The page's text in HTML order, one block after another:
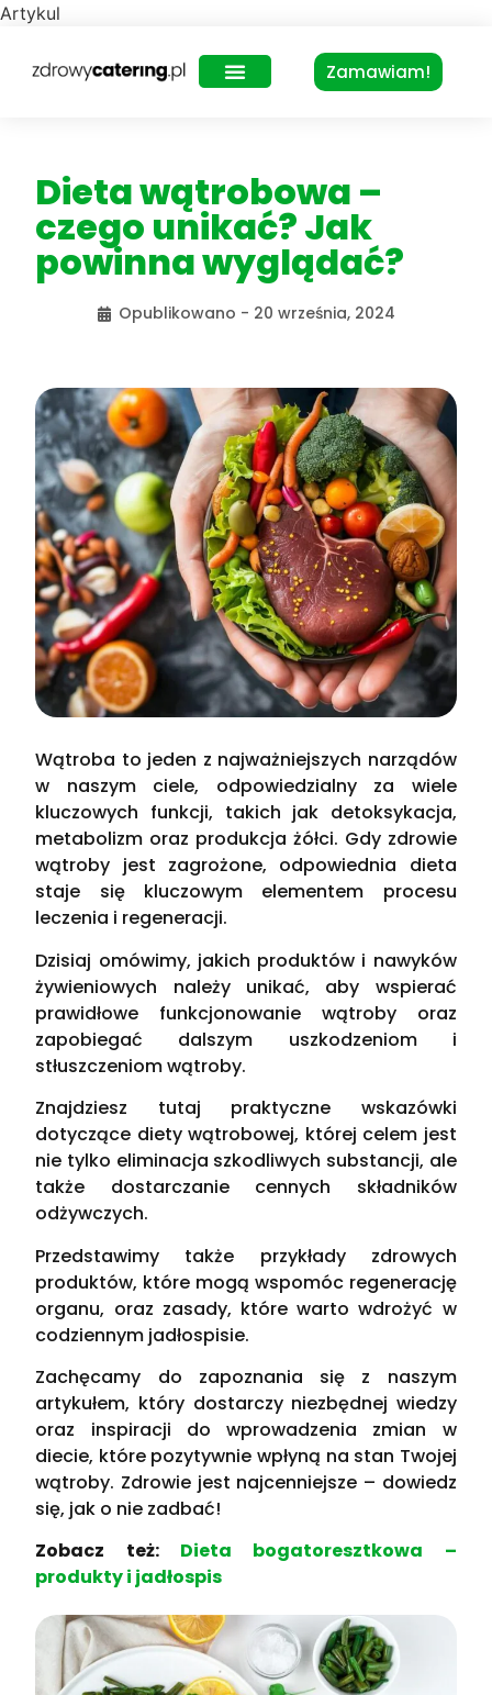
Artykul
Zamawiam!
Dieta wątrobowa –
czego unikać? Jak
powinna wyglądać?
Opublikowano - 20 września, 2024
Wątroba to jeden z najważniejszych narządów
w naszym ciele, odpowiedzialny za wiele
kluczowych funkcji, takich jak detoksykacja,
metabolizm oraz produkcja żółci. Gdy zdrowie
wątroby jest zagrożone, odpowiednia dieta
staje się kluczowym elementem procesu
leczenia i regeneracji.
Dzisiaj omówimy, jakich produktów i nawyków
żywieniowych należy unikać, aby wspierać
prawidłowe funkcjonowanie wątroby oraz
zapobiegać dalszym uszkodzeniom i
stłuszczeniom wątroby.
Znajdziesz tutaj praktyczne wskazówki
dotyczące diety wątrobowej, której celem jest
nie tylko eliminacja szkodliwych substancji, ale
także dostarczanie cennych składników
odżywczych.
Przedstawimy także przykłady zdrowych
produktów, które mogą wspomóc regenerację
organu, oraz zasady, które warto wdrożyć w
codziennym jadłospisie.
Zachęcamy do zapoznania się z naszym
artykułem, który dostarczy niezbędnej wiedzy
oraz inspiracji do wprowadzenia zmian w
diecie, które pozytywnie wpłyną na stan Twojej
wątroby. Zdrowie jest najcenniejsze – dowiedz
się, jak o nie zadbać!
Zobacz też: Dieta bogatoresztkowa –
produkty i jadłospis